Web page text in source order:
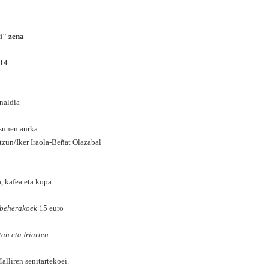
zena
aurka
Iker Iraola-Beñat Olazabal
eta kopa.
15 euro
eta Iriarten
senitartekoei.